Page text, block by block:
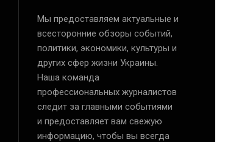
Мы предоставляем актуальные и
всесторонние обзоры событий,
политики, экономики, культуры и
других сфер жизни Украины.
Наша команда
профессиональных журналистов
следит за главными событиями
и предоставляет вам свежую
информацию, чтобы вы всегда